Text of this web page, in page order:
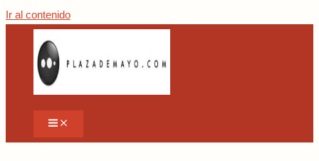
Ir al contenido